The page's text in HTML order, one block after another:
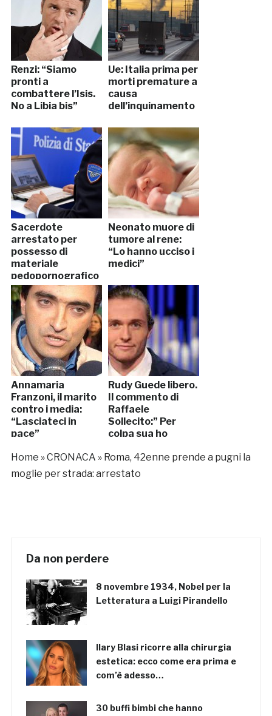
Renzi: “Siamo
pronti a
combattere l’Isis.
No a Libia bis”
Ue: Italia prima per
morti premature a
causa
dell’inquinamento
Sacerdote
arrestato per
possesso di
materiale
pedopornografico
Neonato muore di
tumore al rene:
“Lo hanno ucciso i
medici”
Annamaria
Franzoni, il marito
contro i media:
“Lasciateci in
pace”
Rudy Guede libero.
Il commento di
Raffaele
Sollecito:” Per
colpa sua ho
carcere”
Home »CRONACA » Roma, 42enne prende a pugni la
moglie per strada: arrestato
Da non perdere
8 novembre 1934, Nobel per la
Letteratura a Luigi Pirandello
Ilary Blasi ricorre alla chirurgia
estetica: ecco come era prima e
com’è adesso…
30 buffi bimbi che hanno